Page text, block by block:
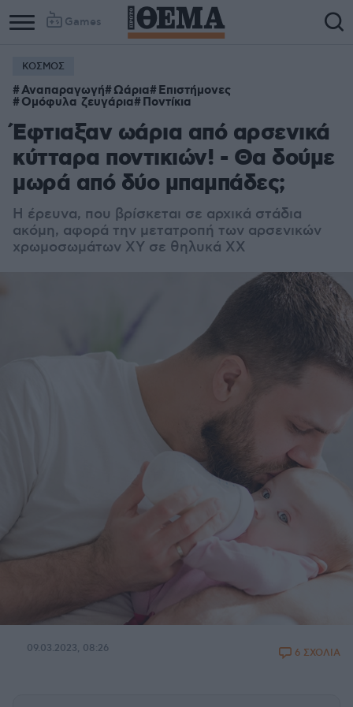
Games
ΚΟΣΜΟΣ
Αναπαραγωγή Ωάρια Επιστήμονες
Ομόφυλα ζευγάρια Ποντίκια
Έφτιαξαν ωάρια από αρσενικά
κύτταρα ποντικιών! - Θα δούμε
μωρά από δύο μπαμπάδες;
Η έρευνα, που βρίσκεται σε αρχικά στάδια
ακόμη, αφορά την μετατροπή των αρσενικών
χρωμοσωμάτων ΧΥ σε θηλυκά ΧΧ
09.03.2023, 08:26 6 ΣΧΟΛΙΑ